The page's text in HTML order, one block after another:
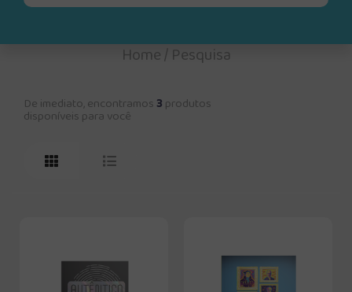
Home/Pesquisa
De imediato, encontramos3 produtos
disponíveis para você